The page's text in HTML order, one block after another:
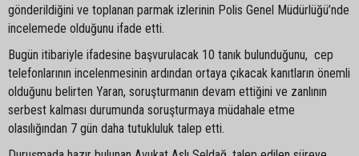
gönderildiğini ve toplanan parmak izlerinin Polis Genel Müdürlüğü’nde
incelemede olduğunu ifade etti.
Bugün itibariyle ifadesine başvurulacak 10 tanık bulunduğunu, cep
telefonlarının incelenmesinin ardından ortaya çıkacak kanıtların önemli
olduğunu belirten Yaran, soruşturmanın devam ettiğini ve zanlının
serbest kalması durumunda soruşturmaya müdahale etme
olasılığından 7 gün daha tutukluluk talep etti.